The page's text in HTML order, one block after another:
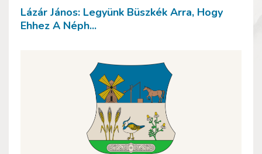
Lázár János: Legyünk Büszkék Arra, Hogy
Ehhez A Néph...